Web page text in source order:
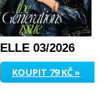
ELLE 03/2026
KOUPIT 79 KČ »